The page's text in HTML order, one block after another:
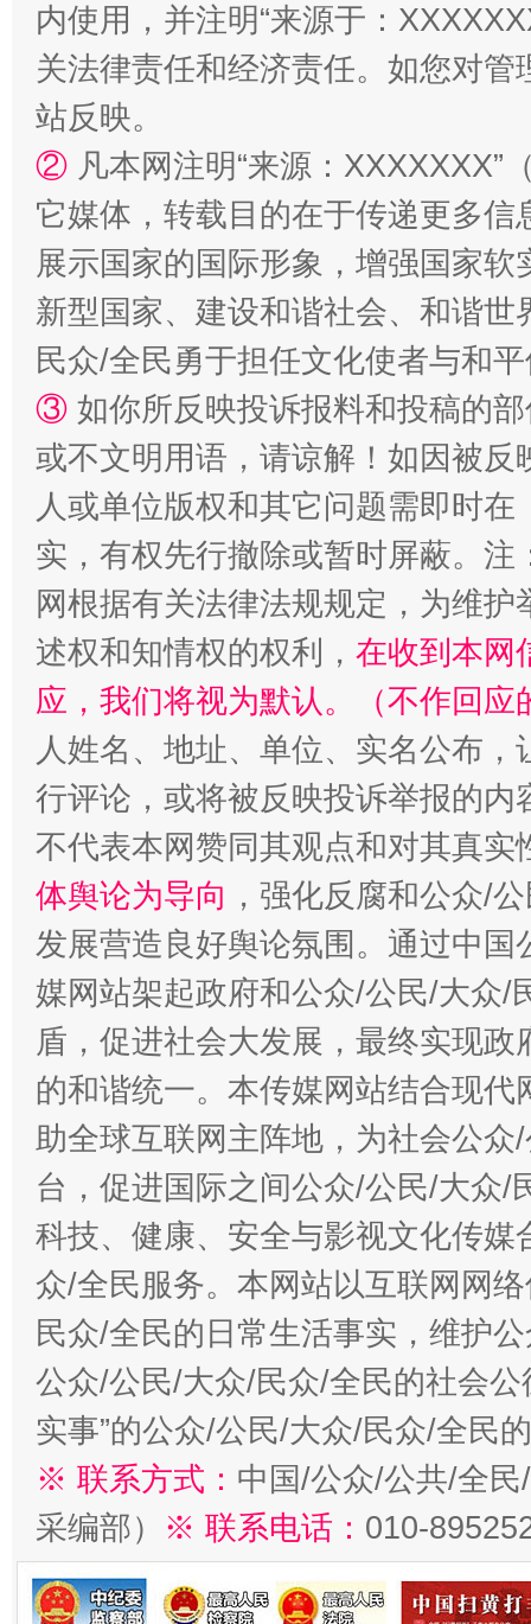
国家大学科技园优化重塑工作
扯下公款旅游的“隐身衣” 如何以
“蜀中异人”王建安的艺术幻境
内使用，并注明“来源于：
关法律责任和经济责任。如您对
站反映。
② 凡本网注明“来源：
它媒体，转载目的在于传递更多
展示国家的国际形象，增强国家
新型国家、建设和谐社会、和谐
民众/全民勇于担任文化使者与和
③ 如你所反映投诉报料和投稿的
或不文明用语，请谅解！如因被
人或单位版权和其它问题需即时在
实，有权先行撤除或暂时屏蔽。
网根据有关法律法规规定，为维
述权和知情权的权利， 在收到本网
应，我们将视为默认。（不作回应
人姓名、地址、单位、实名公布
行评论，或将被反映投诉举报的
不代表本网赞同其观点和对其真实
体舆论为导向 ，强化反腐和公众/
发展营造良好舆论氛围。通过中
媒网站架起政府和公众/公民/大众/
盾，促进社会大发展，最终实现
的和谐统一。本传媒网站结合现
助全球互联网主阵地，为社会公
台，促进国际之间公众/公民/大众/
科技、健康、安全与影视文化传
众/全民服务。本网站以互联网网
民众/全民的日常生活事实，维护
公众/公民/大众/民众/全民的社会公
实事”的公众/公民/大众/民众/全民
※ 联系方式： 中国/公众/公共/全
采编部） ※ 联系电话： 010-